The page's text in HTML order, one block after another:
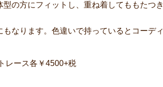
の方にフィットし、重ね着してももたつき
なります。色違いで持っているとコーディ
レース各￥4500+税